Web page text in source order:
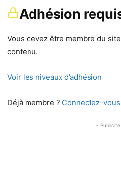
Adhésion
Vous devez être membre du
contenu.
Voir les niveaux d’adhésion
Déjà membre ? Connectez-
- Publicité